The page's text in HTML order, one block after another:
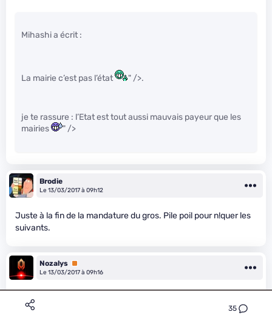
35
Mihashi a écrit :
La mairie c’est pas l’état " />.
je te rassure : l’Etat est tout aussi mauvais payeur que les
mairies
" />
Brodie
Le 13/03/2017 à 09h12
Juste à la fin de la mandature du gros. Pile poil pour n!quer les
suivants.
Nozalys Premium
Le 13/03/2017 à 09h16
Ehhh non :) Enfin oui (peut-être), mais non ; il subsiste dans
l’application mobile quelques bugs ^^ les fonctionnalités de